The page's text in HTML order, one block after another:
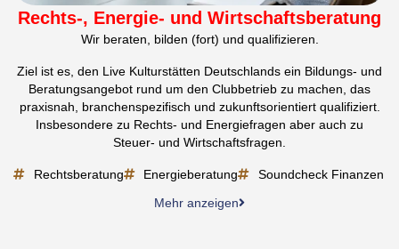
Rechts-, Energie- und Wirtschaftsberatung
Wir beraten, bilden (fort) und qualifizieren.
Ziel ist es, den Live Kulturstätten Deutschlands ein Bildungs- und
Beratungsangebot rund um den Clubbetrieb zu machen, das
praxisnah, branchenspezifisch und zukunftsorientiert qualifiziert.
Insbesondere zu Rechts- und Energiefragen aber auch zu
Steuer- und Wirtschaftsfragen.
Rechtsberatung Energieberatung
Soundcheck Finanzen
Mehr anzeigen